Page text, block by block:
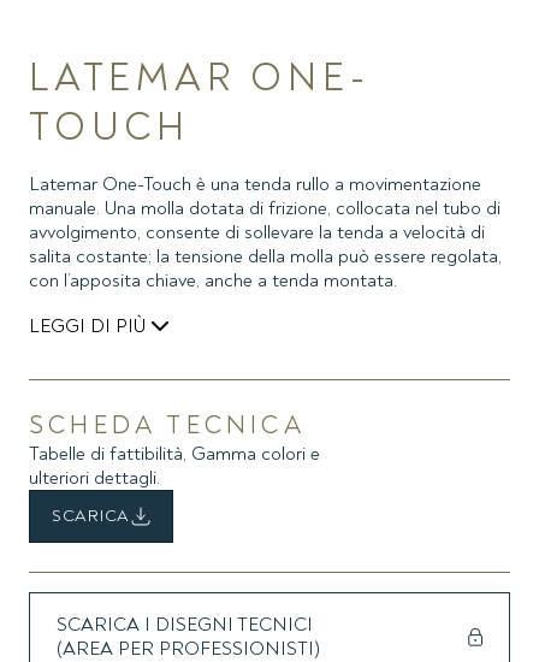
LATEMAR ONE-
TOUCH
Latemar One-Touch è una tenda rullo a movimentazione
manuale. Una molla dotata di frizione, collocata nel tubo di
avvolgimento, consente di sollevare la tenda a velocità di
salita costante; la tensione della molla può essere regolata,
con l’apposita chiave, anche a tenda montata.
LEGGI DI PIÙ
laterale.
Il modello Latemar One-Touch è estremamente compatto,
di facile e veloce installazione. Tra gli accessori, una
mantovana in alluminio estruso permette la copertura della
tenda avvolta, proteggendola dagli agenti esterni.
SCHEDA TECNICA
Tabelle di fattibilità, Gamma colori e
ulteriori dettagli.
SCARICA
SCARICA I DISEGNI TECNICI
(AREA PER PROFESSIONISTI)